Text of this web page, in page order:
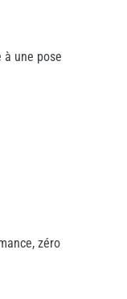
une pose
zéro